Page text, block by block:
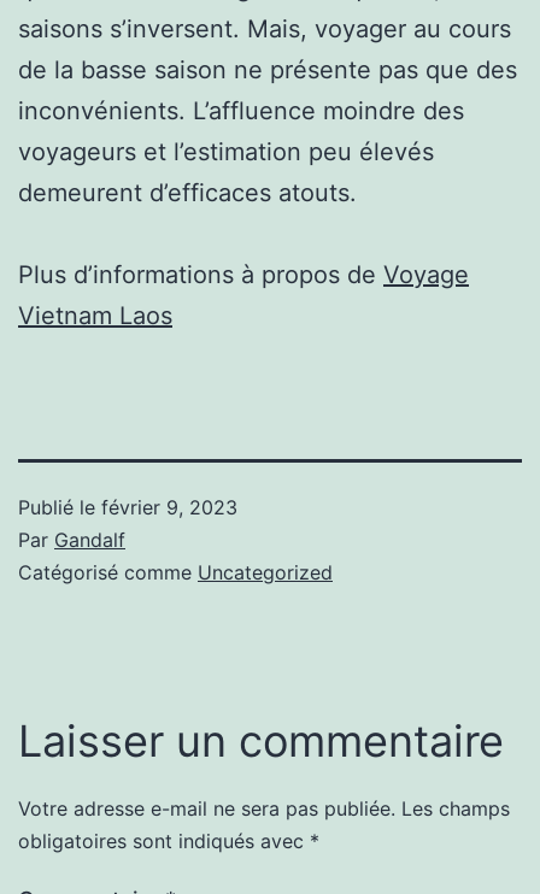
saisons s’inversent. Mais, voyager au cours
de la basse saison ne présente pas que des
inconvénients. L’affluence moindre des
voyageurs et l’estimation peu élevés
demeurent d’efficaces atouts.
Plus d’informations à propos de Voyage
Vietnam Laos
Publié le février 9, 2023
Par Gandalf
Catégorisé comme Uncategorized
Laisser un commentaire
Votre adresse e-mail ne sera pas publiée. Les champs
obligatoires sont indiqués avec *